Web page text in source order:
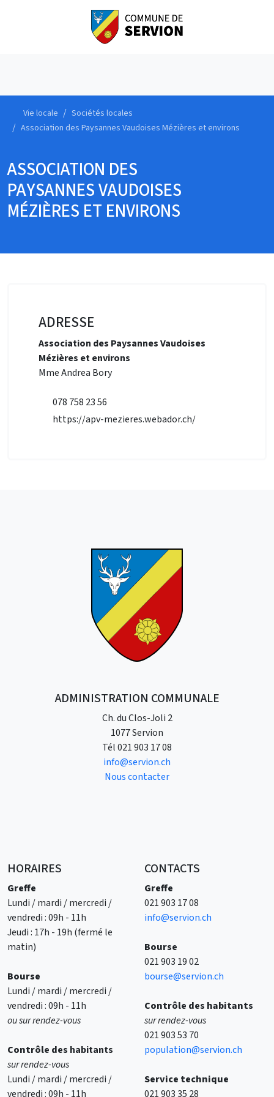
Vie locale
Sociétés locales
Association des Paysannes Vaudoises Mézières et environs
ASSOCIATION DES
PAYSANNES VAUDOISES
MÉZIÈRES ET ENVIRONS
ADRESSE
Association des Paysannes Vaudoises
Mézières et environs
Mme Andrea Bory
078 758 23 56
https://apv-mezieres.webador.ch/
ADMINISTRATION COMMUNALE
Ch. du Clos-Joli 2
1077 Servion
Tél021 903 17 08
info@servion.ch
Nous contacter
HORAIRES
Greffe
Lundi / mardi / mercredi /
vendredi : 09h - 11h
Jeudi : 17h - 19h (fermé le
matin)
Bourse
Lundi / mardi / mercredi /
vendredi : 09h - 11h
ou sur rendez-vous
Contrôle des habitants
sur rendez-vous
Lundi / mardi / mercredi /
vendredi : 09h - 11h
CONTACTS
Greffe
021 903 17 08
info@servion.ch
Bourse
021 903 19 02
bourse@servion.ch
Contrôle des habitants
sur rendez-vous
021 903 53 70
population@servion.ch
Service technique
021 903 35 28